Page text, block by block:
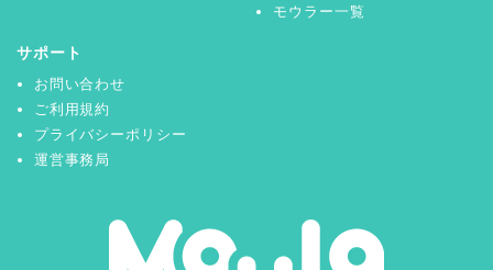
モウラー一覧
サポート
お問い合わせ
ご利用規約
プライバシーポリシー
運営事務局